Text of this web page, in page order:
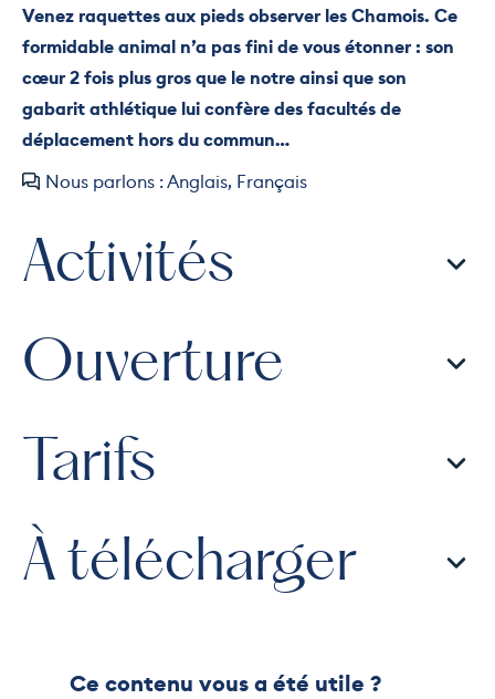
Venez raquettes aux pieds observer les Chamois. Ce
formidable animal n’a pas fini de vous étonner : son
cœur 2 fois plus gros que le notre ainsi que son
gabarit athlétique lui confère des facultés de
déplacement hors du commun…
Nous parlons : Anglais, Français
Activités
Ouverture
Tarifs
À télécharger
Ce contenu vous a été utile ?